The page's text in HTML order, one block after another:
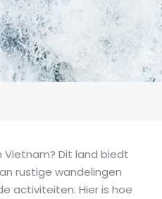
Vietnam? Dit land biedt
rustige wandelingen
activiteiten. Hier is hoe